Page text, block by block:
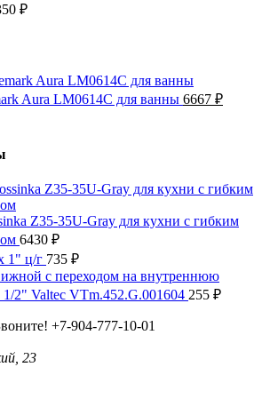
₽
Aura LM0614C для ванны 6667 ₽
Z35-35U-Gray для кухни с гибким
6430 ₽
1" ц/г 735 ₽
с переходом на внутреннюю
1/2" Valtec VTm.452.G.001604 255 ₽
+7-904-777-10-01
23